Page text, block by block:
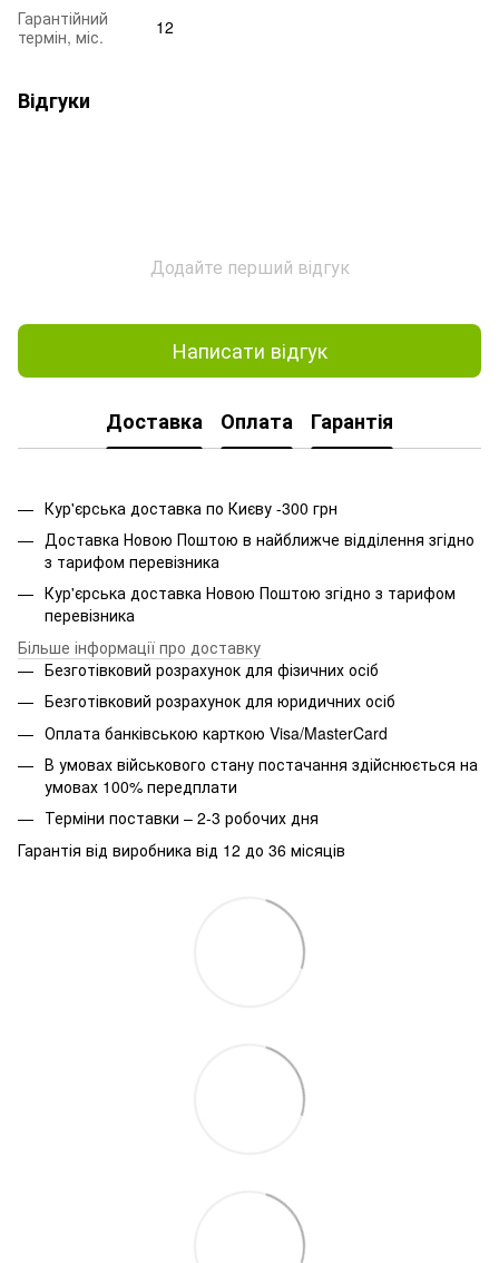
Гарантійний
термін, міс.
12
Відгуки
Додайте перший відгук
Написати відгук
Доставка Оплата Гарантія
Кур'єрська доставка по Києву -300 грн
Доставка Новою Поштою в найближче відділення згідно
з тарифом перевізника
Кур'єрська доставка Новою Поштою згідно з тарифом
перевізника
Більше інформації про доставку
Безготівковий розрахунок для фізичних осіб
Безготівковий розрахунок для юридичних осіб
Оплата банківською карткою Visa/MasterCard
В умовах військового стану постачання здійснюється на
умовах 100% передплати
Терміни поставки – 2-3 робочих дня
Гарантія від виробника від 12 до 36 місяців